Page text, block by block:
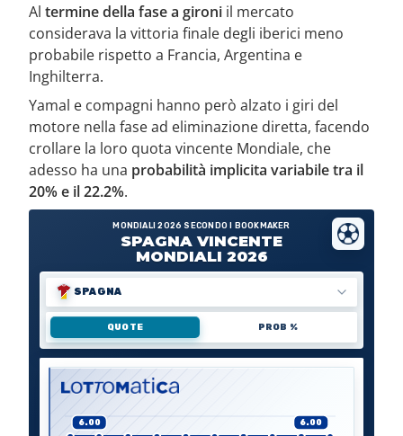
Al termine della fase a gironi il mercato
considerava la vittoria finale degli iberici meno
probabile rispetto a Francia, Argentina e
Inghilterra.
Yamal e compagni hanno però alzato i giri del
motore nella fase ad eliminazione diretta, facendo
crollare la loro quota vincente Mondiale, che
adesso ha una probabilità implicita variabile tra il
20% e il 22.2%.